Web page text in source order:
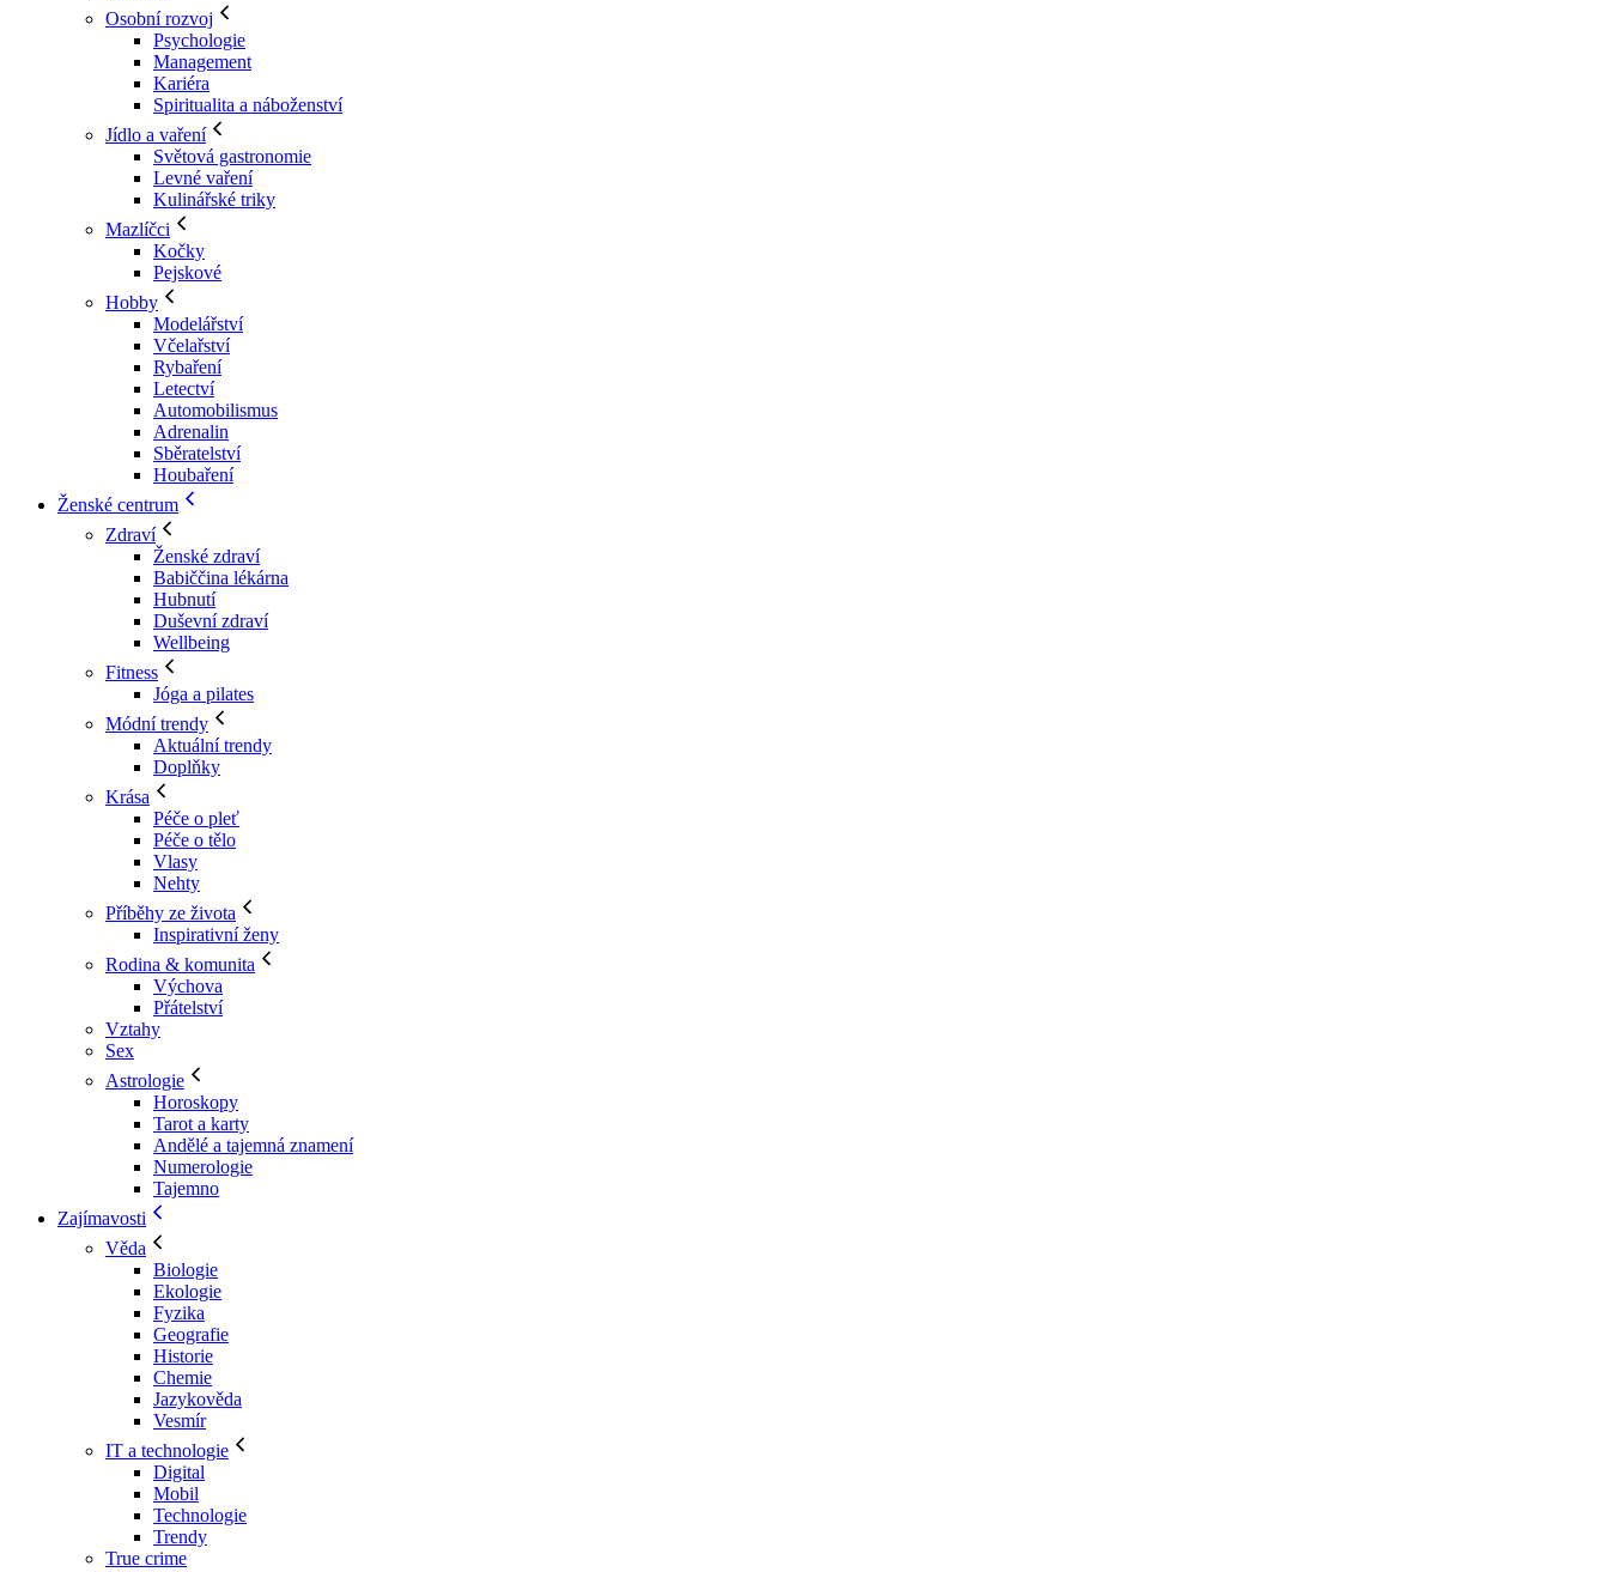
Osobní rozvoj
Psychologie
Management
Kariéra
Spiritualita a náboženství
Jídlo a vaření
Světová gastronomie
Levné vaření
Kulinářské triky
Mazlíčci
Kočky
Pejskové
Hobby
Modelářství
Včelařství
Rybaření
Letectví
Automobilismus
Adrenalin
Sběratelství
Houbaření
Ženské centrum
Zdraví
Ženské zdraví
Babiččina lékárna
Hubnutí
Duševní zdraví
Wellbeing
Fitness
Jóga a pilates
Módní trendy
Aktuální trendy
Doplňky
Krása
Péče o pleť
Péče o tělo
Vlasy
Nehty
Příběhy ze života
Inspirativní ženy
Rodina & komunita
Výchova
Přátelství
Vztahy
Sex
Astrologie
Horoskopy
Tarot a karty
Andělé a tajemná znamení
Numerologie
Tajemno
Zajímavosti
Věda
Biologie
Ekologie
Fyzika
Geografie
Historie
Chemie
Jazykověda
Vesmír
IT a technologie
Digital
Mobil
Technologie
Trendy
True crime